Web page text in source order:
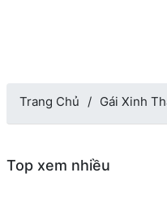
Trang Chủ Gái Xinh
Top xem nhiều